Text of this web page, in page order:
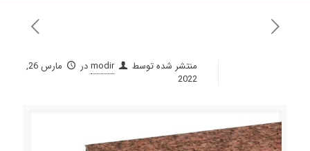
منتشر شده توسط modirدر
مارس 26,
2022